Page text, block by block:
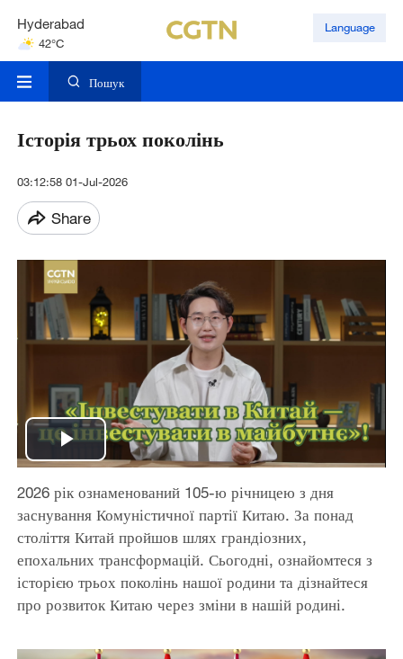
Hyderabad
42°C
Mumbai
Language
Пошук
Історія трьох поколінь
03:12:58 01-Jul-2026
Share
Play
Video
2026 рік ознаменований 105-ю річницею з дня
заснування Комуністичної партії Китаю. За понад
століття Китай пройшов шлях грандіозних,
епохальних трансформацій. Сьогодні, ознайомтеся з
історією трьох поколінь нашої родини та дізнайтеся
про розвиток Китаю через зміни в нашій родині.